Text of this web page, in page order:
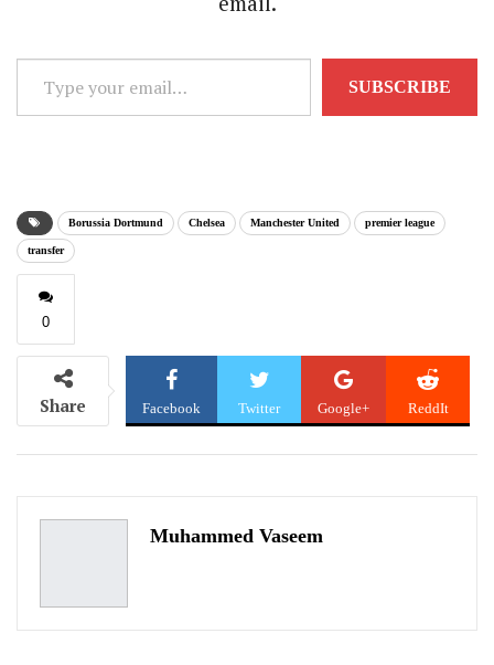
your
SUBSCRIBE
Borussia Dortmund Chelsea Manchester United premier league
transfer
0
Share Facebook Twitter Google+ ReddIt
Muhammed Vaseem